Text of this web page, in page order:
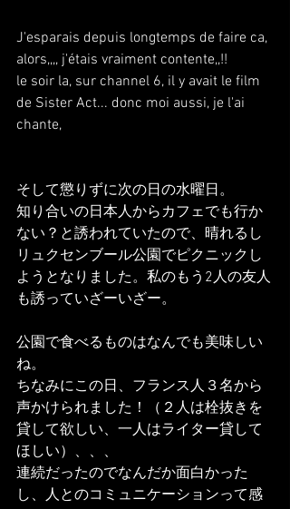
J'esparais depuis longtemps de faire ca,
alors,,,, j'étais vraiment contente,,!!
le soir la, sur channel 6, il y avait le film
de Sister Act... donc moi aussi, je l'ai
chante,
そして懲りずに次の日の水曜日。
知り合いの日本人からカフェでも行か
ない？と誘われていたので、晴れるし
リュクセンブール公園でピクニックし
ようとなりました。私のもう2人の友人
も誘っていざーいざー。
公園で食べるものはなんでも美味しい
ね。
ちなみにこの日、フランス人３名から
声かけられました！（２人は栓抜きを
貸して欲しい、一人はライター貸して
ほしい）、、、
連続だったのでなんだか面白かった
し、人とのコミュニケーションって感